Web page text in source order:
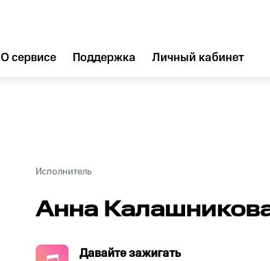
О сервисе Поддержка Личный кабинет
Исполнитель
Анна
Давайте зажигать